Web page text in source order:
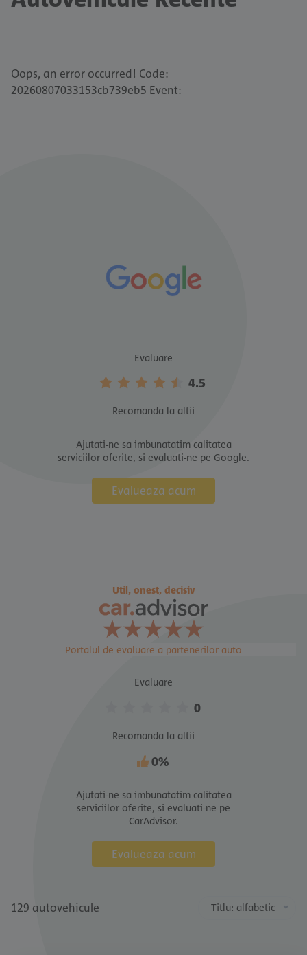
Oops, an error occurred! Code:
20260807033153cb739eb5 Event:
Evaluare
4.5
Recomanda la altii
Ajutati-ne sa imbunatatim calitatea
serviciilor oferite, si evaluati-ne pe Google.
Evalueaza acum
Util, onest, decisiv
Portalul de evaluare a partenerilor auto
Evaluare
0
Recomanda la altii
0%
Ajutati-ne sa imbunatatim calitatea
serviciilor oferite, si evaluati-ne pe
CarAdvisor.
Evalueaza acum
129 autovehicule Titlu: alfabetic